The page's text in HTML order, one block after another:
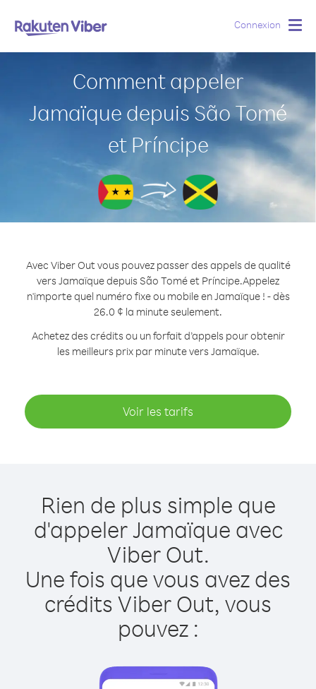
Connexion
Comment appeler
Jamaïque depuis São Tomé
et Príncipe
Avec Viber Out vous pouvez passer des appels de qualité
vers Jamaïque depuis São Tomé et Príncipe.Appelez
n'importe quel numéro fixe ou mobile en Jamaïque ! - dès
26.0 ¢ la minute seulement.
Achetez des crédits ou un forfait d’appels pour obtenir
les meilleurs prix par minute vers Jamaïque.
Voir les tarifs
Rien de plus simple que
d'appeler Jamaïque avec
Viber Out.
Une fois que vous avez des
crédits Viber Out, vous
pouvez :